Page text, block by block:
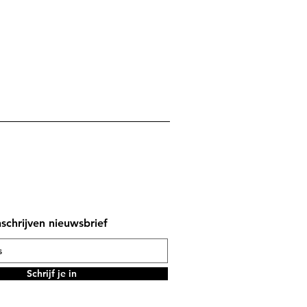
nieuwsbrief
Schrijf je in